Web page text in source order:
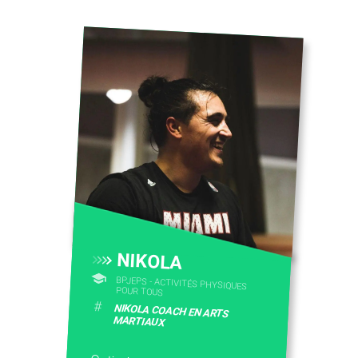
NIKOLA
BPJEPS - ACTIVITÉS PHYSIQUES
POUR TOUS
# NIKOLA COACH EN ARTS
MARTIAUX